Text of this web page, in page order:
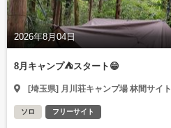
2026年8月04日
8月キャンプ⛺️スタート😁
[埼玉県] 月川荘キャンプ場 林間サイト
ソロ フリーサイト